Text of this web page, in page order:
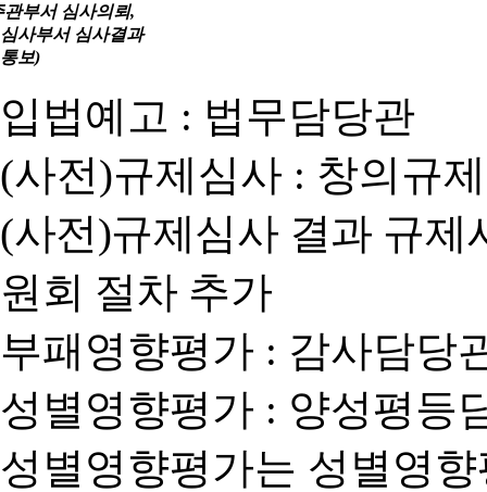
관부서 심사의뢰,
심사부서 심사결과
통보)
입법예고 : 법무담당관
(사전)규제심사 : 창의규
(사전)규제심사 결과 규
원회 절차 추가
부패영향평가 : 감사담당
성별영향평가 : 양성평등
성별영향평가는 성별영